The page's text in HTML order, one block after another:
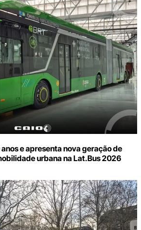
e apresenta nova geração de
urbana na Lat.Bus 2026